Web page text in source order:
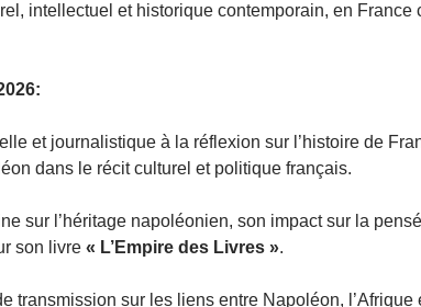
intellectuel et historique contemporain, en France
et journalistique à la réflexion sur l’histoire de
dans le récit culturel et politique français.
sur l’héritage napoléonien, son impact sur la
son livre « L’Empire des Livres ».
transmission sur les liens entre Napoléon,